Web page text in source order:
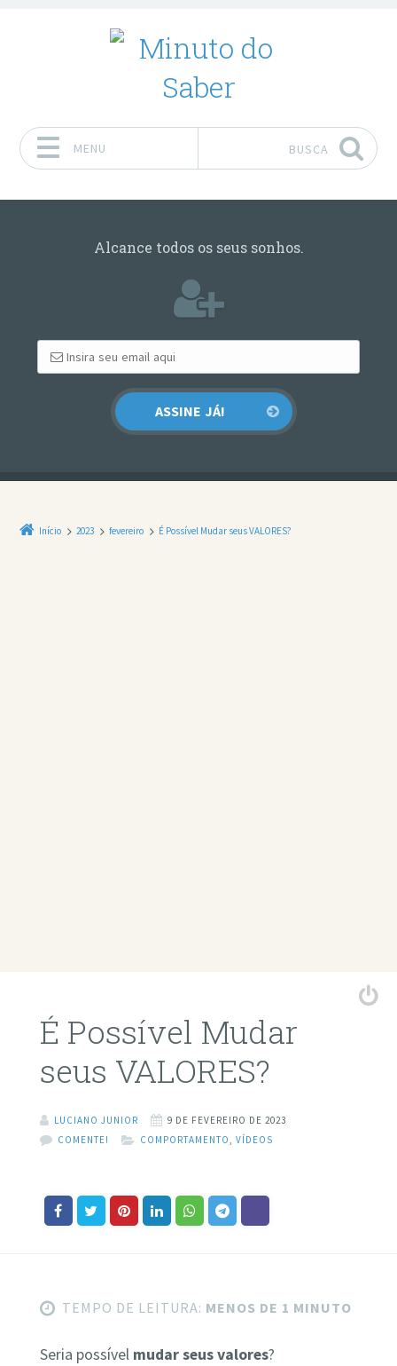
MENU BUSCA
Alcance todos os seus sonhos.
Início 2023 fevereiro É Possível Mudar seus VALORES?
É Possível Mudar
seus VALORES?
LUCIANO JUNIOR
9 DE FEVEREIRO DE 2023
COMENTE!
COMPORTAMENTO VÍDEOS
TEMPO DE LEITURA: MENOS DE 1 MINUTO
Seria possível mudar seus valores?